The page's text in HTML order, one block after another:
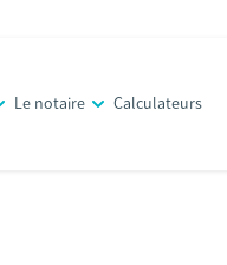
Le notaire Calculateurs